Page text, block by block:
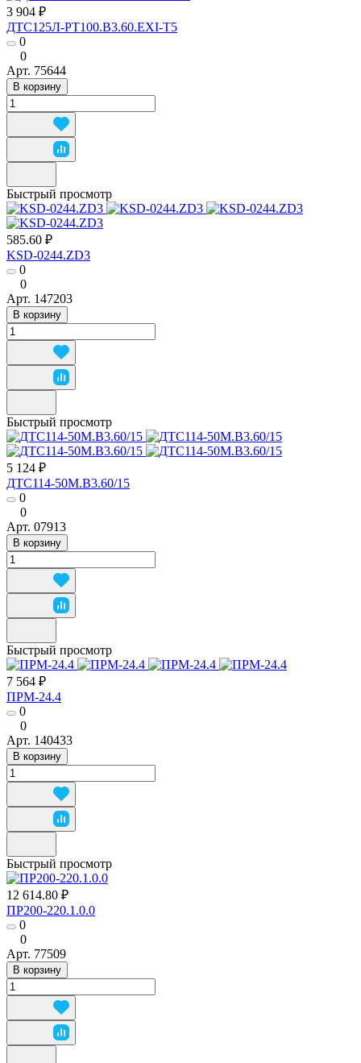
3 904 ₽
ДТС125Л-РТ100.В3.60.ЕХI-Т5
0
0
Арт. 75644
В корзину
Быстрый просмотр
585.60 ₽
KSD-0244.ZD3
0
0
Арт. 147203
В корзину
Быстрый просмотр
5 124 ₽
ДТС114-50М.В3.60/15
0
0
Арт. 07913
В корзину
Быстрый просмотр
7 564 ₽
ПРМ-24.4
0
0
Арт. 140433
В корзину
Быстрый просмотр
12 614.80 ₽
ПР200-220.1.0.0
0
0
Арт. 77509
В корзину